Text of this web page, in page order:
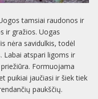
tamsiai raudonos ir
ir gražios. Uogas
nėra savidulkis, todėl
Labai atspari ligoms ir
Formuojama
puikiai jaučiasi ir šiek tiek
paukščių.